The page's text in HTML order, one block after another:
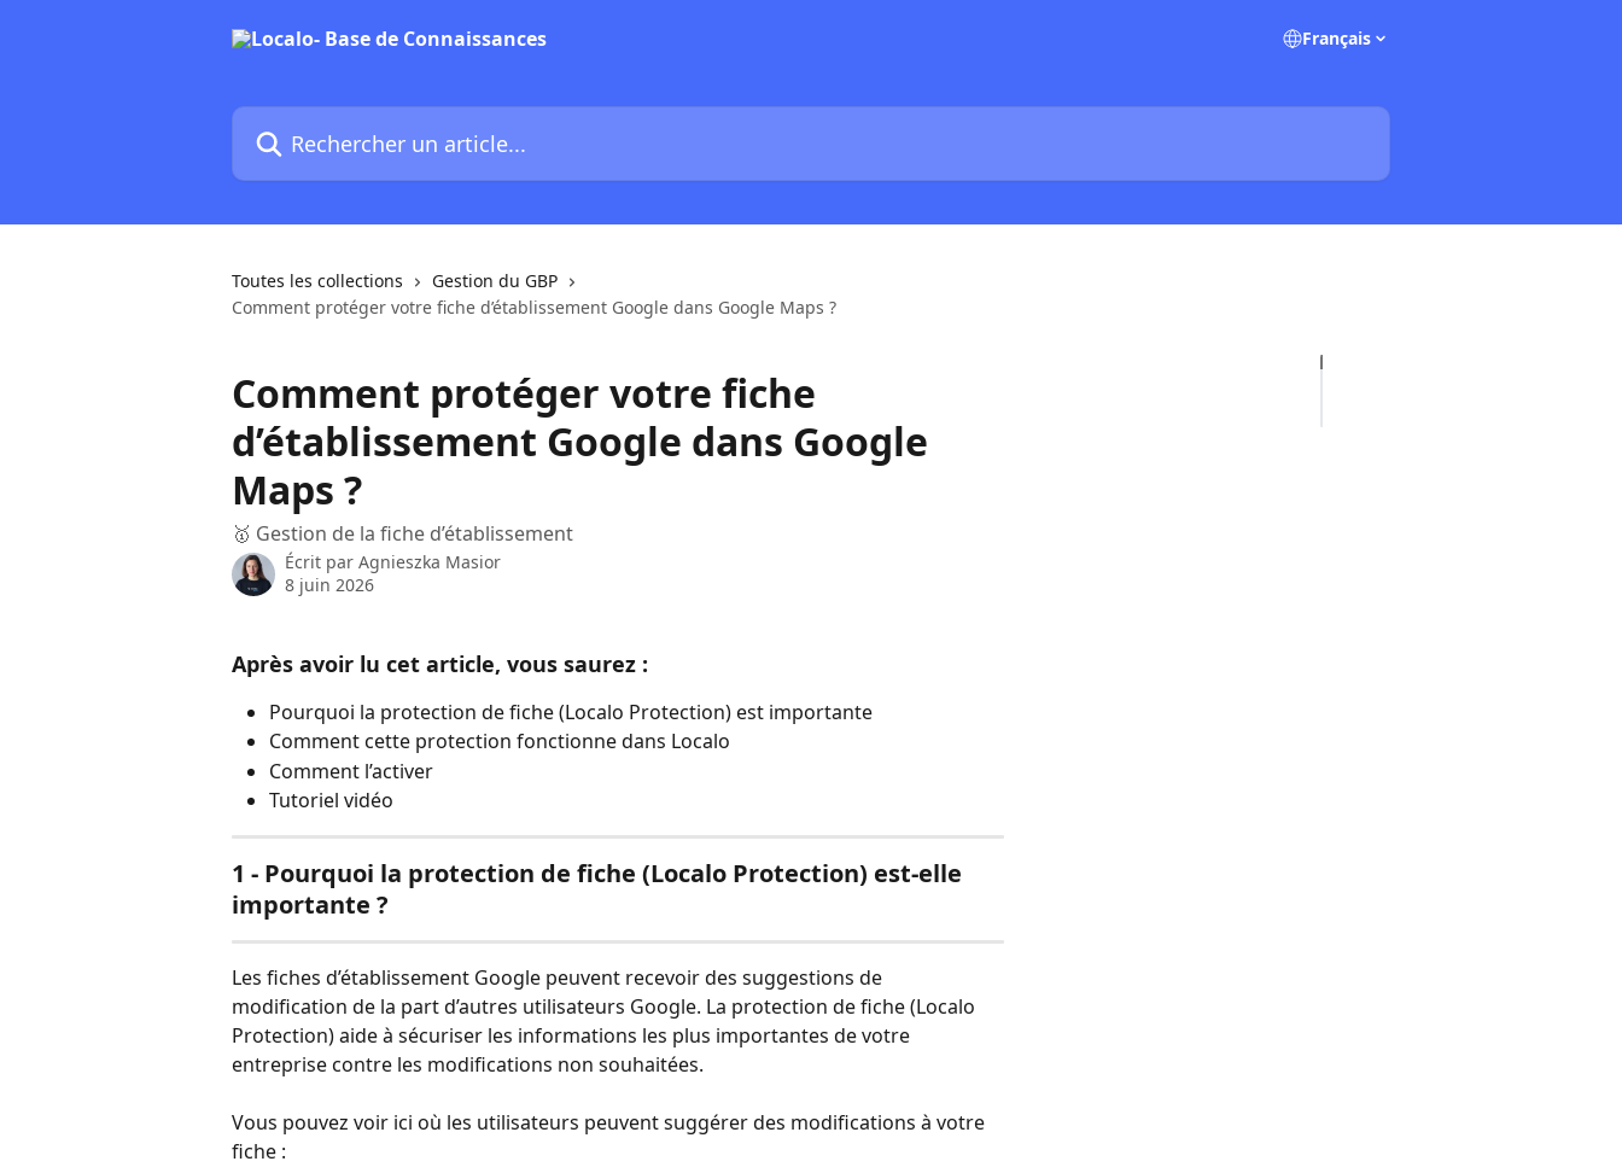
Français
Rechercher un article...
Toutes les collections
Gestion du GBP
Comment protéger votre fiche d’établissement Google dans Google Maps ?
Comment protéger votre fiche
d’établissement Google dans Google
Maps ?
🥇 Gestion de la fiche d’établissement
Écrit par Agnieszka Masior
8 juin 2026
Après avoir lu cet article, vous saurez :
Pourquoi la protection de fiche (Localo Protection) est importante
Comment cette protection fonctionne dans Localo
Comment l’activer
Tutoriel vidéo
1 - Pourquoi la protection de fiche (Localo Protection) est-elle
importante ?
Les fiches d’établissement Google peuvent recevoir des suggestions de
modification de la part d’autres utilisateurs Google. La protection de fiche (Localo
Protection) aide à sécuriser les informations les plus importantes de votre
entreprise contre les modifications non souhaitées.
Vous pouvez voir ici où les utilisateurs peuvent suggérer des modifications à votre
fiche :